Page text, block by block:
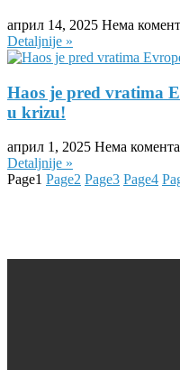
април 14, 2025 Нема
Detaljnije »
Haos je pred vratima
u krizu!
април 1, 2025 Нема
Detaljnije »
Page1 Page2 Page3 Page4